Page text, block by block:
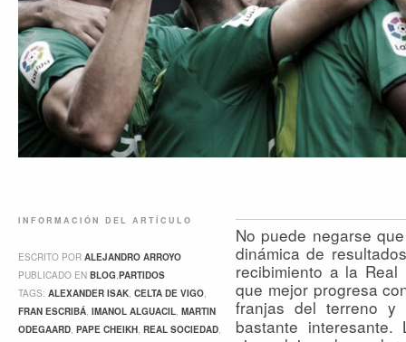
No puede negarse
dinámica de
recibimiento a la
que mejor progresa
franjas del terreno y
bastante
INFORMACIÓN DEL ARTÍCULO
ESCRITO POR ALEJANDRO ARROYO
PUBLICADO EN BLOG,PARTIDOS
TAGS: ALEXANDER ISAK, CELTA DE VIGO,
FRAN ESCRIBÁ, IMANOL ALGUACIL, MARTIN
ODEGAARD, PAPE CHEIKH, REAL SOCIEDAD,